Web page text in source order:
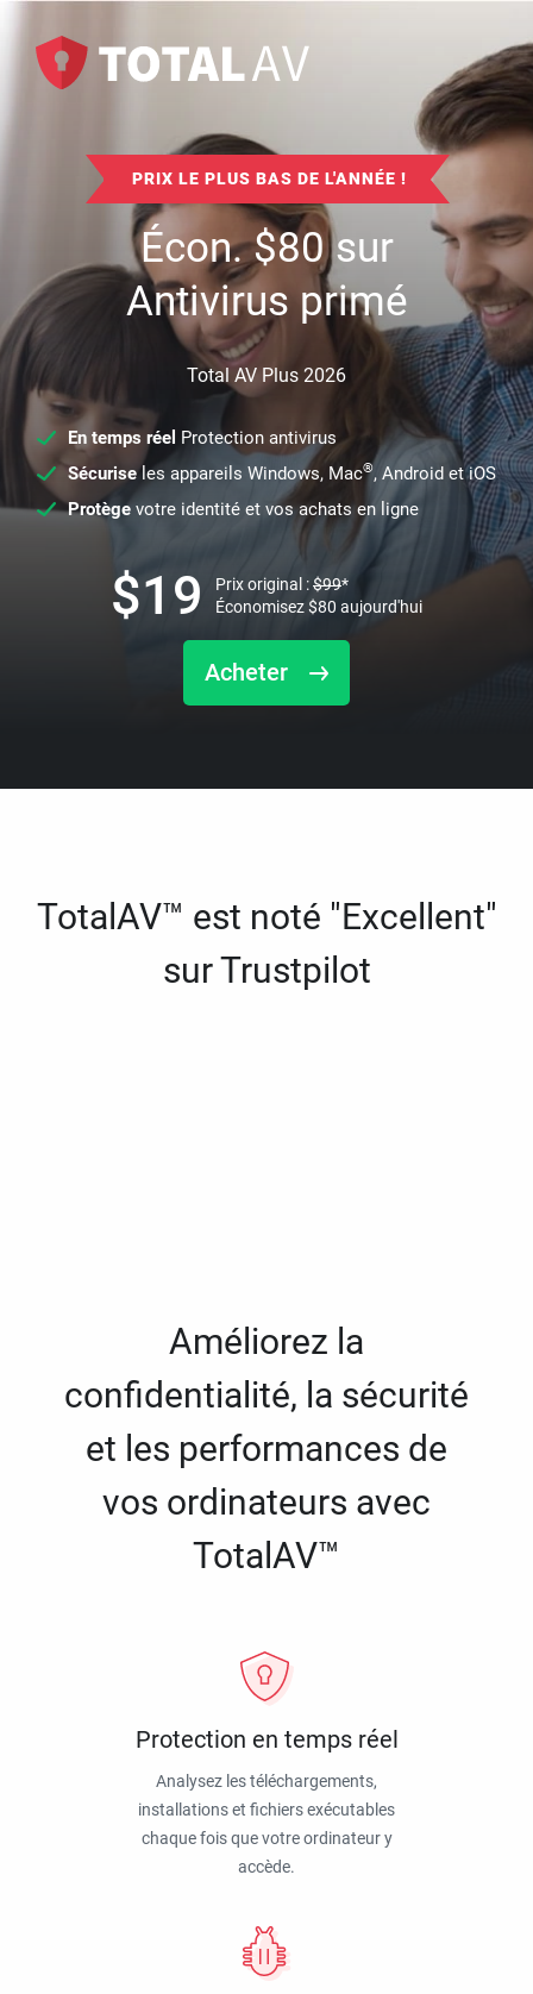
PRIX LE PLUS BAS DE L'ANNÉE !
Écon.$80sur
Antivirus primé
Total AV Plus 2026
En temps réel Protection antivirus
Sécuriseles appareils Windows, Mac®, Android et iOS
Protège votre identité et vos achats en ligne
Acheter
$19 Prix original :$99*
Économisez$80 aujourd'hui
TotalAV™ est noté "Excellent"
sur Trustpilot
Améliorez la
confidentialité, la sécurité
et les performances de
vos ordinateurs avec
TotalAV™
Protection en temps réel
Analysez les téléchargements,
installations et fichiers exécutables
chaque fois que votre ordinateur y
accède.